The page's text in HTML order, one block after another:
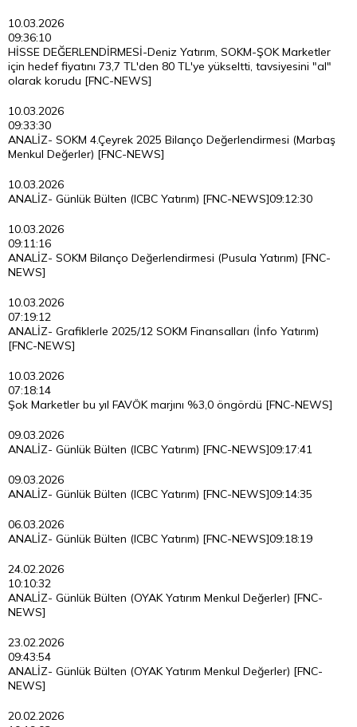
10.03.2026
09:36:10
HİSSE DEĞERLENDİRMESİ-Deniz Yatırım, SOKM-ŞOK Marketler
için hedef fiyatını 73,7 TL'den 80 TL'ye yükseltti, tavsiyesini "al"
olarak korudu [FNC-NEWS]
10.03.2026
09:33:30
ANALİZ- SOKM 4.Çeyrek 2025 Bilanço Değerlendirmesi (Marbaş
Menkul Değerler) [FNC-NEWS]
10.03.2026
09:12:30
ANALİZ- Günlük Bülten (ICBC Yatırım) [FNC-NEWS]
10.03.2026
09:11:16
ANALİZ- SOKM Bilanço Değerlendirmesi (Pusula Yatırım) [FNC-
NEWS]
10.03.2026
07:19:12
ANALİZ- Grafiklerle 2025/12 SOKM Finansalları (İnfo Yatırım)
[FNC-NEWS]
10.03.2026
07:18:14
Şok Marketler bu yıl FAVÖK marjını %3,0 öngördü [FNC-NEWS]
09.03.2026
09:17:41
ANALİZ- Günlük Bülten (ICBC Yatırım) [FNC-NEWS]
09.03.2026
09:14:35
ANALİZ- Günlük Bülten (ICBC Yatırım) [FNC-NEWS]
06.03.2026
09:18:19
ANALİZ- Günlük Bülten (ICBC Yatırım) [FNC-NEWS]
24.02.2026
10:10:32
ANALİZ- Günlük Bülten (OYAK Yatırım Menkul Değerler) [FNC-
NEWS]
23.02.2026
09:43:54
ANALİZ- Günlük Bülten (OYAK Yatırım Menkul Değerler) [FNC-
NEWS]
20.02.2026